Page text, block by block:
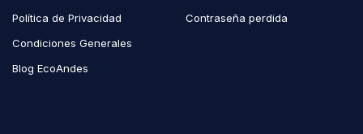
Política de Privacidad
Condiciones Generales
Blog EcoAndes
Contraseña perdida